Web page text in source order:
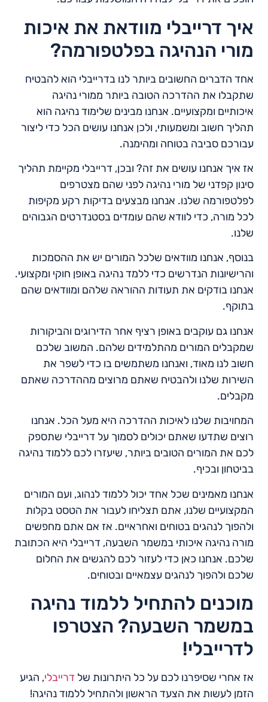
איך דרייבלי מוודאת את איכות
מורי הנהיגה בפלטפורמה?
אחד הדברים החשובים ביותר לנו בדרייבלי הוא להבטיח
שתקבלו את ההדרכה הטובה ביותר ממורי נהיגה
איכותיים ומקצועיים. אנחנו מבינים שלימוד נהיגה הוא
תהליך חשוב ומשמעותי, ולכן אנחנו עושים הכל כדי ליצור
עבורכם סביבה בטוחה ומהימנה.
אז איך אנחנו עושים את זה? ובכן, דרייבלי מקיימת תהליך
סינון קפדני של מורי נהיגה לפני שהם מצטרפים
לפלטפורמה שלנו. אנחנו מבצעים בדיקות רקע מקיפות
לכל מורה, כדי לוודא שהם עומדים בסטנדרטים הגבוהים
שלנו.
בנוסף, אנחנו מוודאים שלכל המורים יש את ההסמכות
והרישיונות הנדרשים כדי ללמד נהיגה באופן חוקי ומקצועי.
אנחנו בודקים את תעודות ההוראה שלהם ומוודאים שהם
בתוקף.
אנחנו גם עוקבים באופן רציף אחר הדירוגים והביקורות
שמקבלים המורים מהתלמידים שלהם. המשוב שלכם
חשוב לנו מאוד, ואנחנו משתמשים בו כדי לשפר את
השירות שלנו ולהבטיח שאתם מרוצים מההדרכה שאתם
מקבלים.
המחויבות שלנו לאיכות ההדרכה היא מעל הכל. אנחנו
רוצים שתדעו שאתם יכולים לסמוך על דרייבלי שתספק
לכם את המורים הטובים ביותר, שיעזרו לכם ללמוד נהיגה
בביטחון ובכיף.
אנחנו מאמינים שכל אחד יכול ללמוד לנהוג, ועם המורים
המקצועיים שלנו, אתם תצליחו לעבור את הטסט בקלות
ולהפוך לנהגים בטוחים ואחראיים. אז אם אתם מחפשים
מורה נהיגה איכותי במשמר השבעה, דרייבלי היא הכתובת
שלכם. אנחנו כאן כדי לעזור לכם להגשים את החלום
שלכם ולהפוך לנהגים עצמאיים ובטוחים.
מוכנים להתחיל ללמוד נהיגה
במשמר השבעה? הצטרפו
לדרייבלי!
אז אחרי שסיפרנו לכם על כל היתרונות של דרייבלי, הגיע
הזמן לעשות את הצעד הראשון ולהתחיל ללמוד נהיגה!